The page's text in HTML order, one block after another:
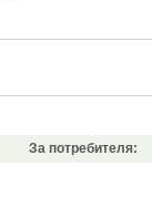
За потребителя: